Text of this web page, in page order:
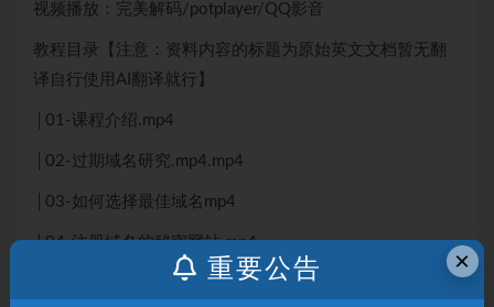
视频播放：完美解码/potplayer/QQ影音
教程目录【注意：资料内容的标题为原始英文文档暂无翻
译自行使用AI翻译就行】
│01-课程介绍.mp4
│02-过期域名研究.mp4.mp4
│03-如何选择最佳域名mp4
│04-注册域名的秘密网站.mp4
│05-获取高质量过期域名列表.mp4
×
重要公告